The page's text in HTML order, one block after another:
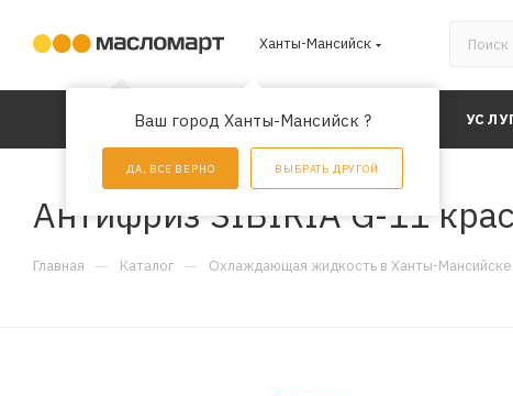
Ханты-Мансийск
Ваш город Ханты-Мансийск ?
ДА, ВСЕ ВЕРНО ВЫБРАТЬ ДРУГОЙ
КАТАЛОГ АКЦИИ
Антифриз SIBIRIA G-11
Главная — Каталог — Охлаждающая жидкость в Ханты-Мансийске